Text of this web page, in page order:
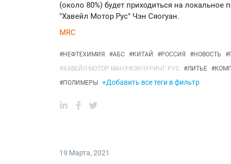
(около 80%) будет приходиться на локальное
"Хавейл Мотор Рус" Чэн Сяогуан.
MRC
#НЕФТЕХИМИЯ #АБС #КИТАЙ #РОССИЯ #НОВОСТЬ #
#ХАВЕЙЛ МОТОР МАНУФЭКЧУРИНГ РУС #ЛИТЬЕ #
#ПОЛИМЕРЫ +Добавить все теги в фильтр
19 Марта, 2021